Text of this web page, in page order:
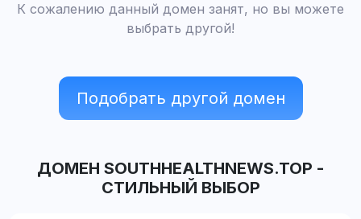
К сожалению данный домен занят, но вы можете
выбрать другой!
Подобрать другой домен
ДОМЕН SOUTHHEALTHNEWS.TOP -
СТИЛЬНЫЙ ВЫБОР